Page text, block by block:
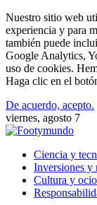
Nuestro sitio web
experiencia y para
también puede
Google Analytics,
uso de cookies.
Haga clic en el
De acuerdo, acepto.
viernes, agosto 7
Ciencia y
Inversiones y
Cultura y ocio